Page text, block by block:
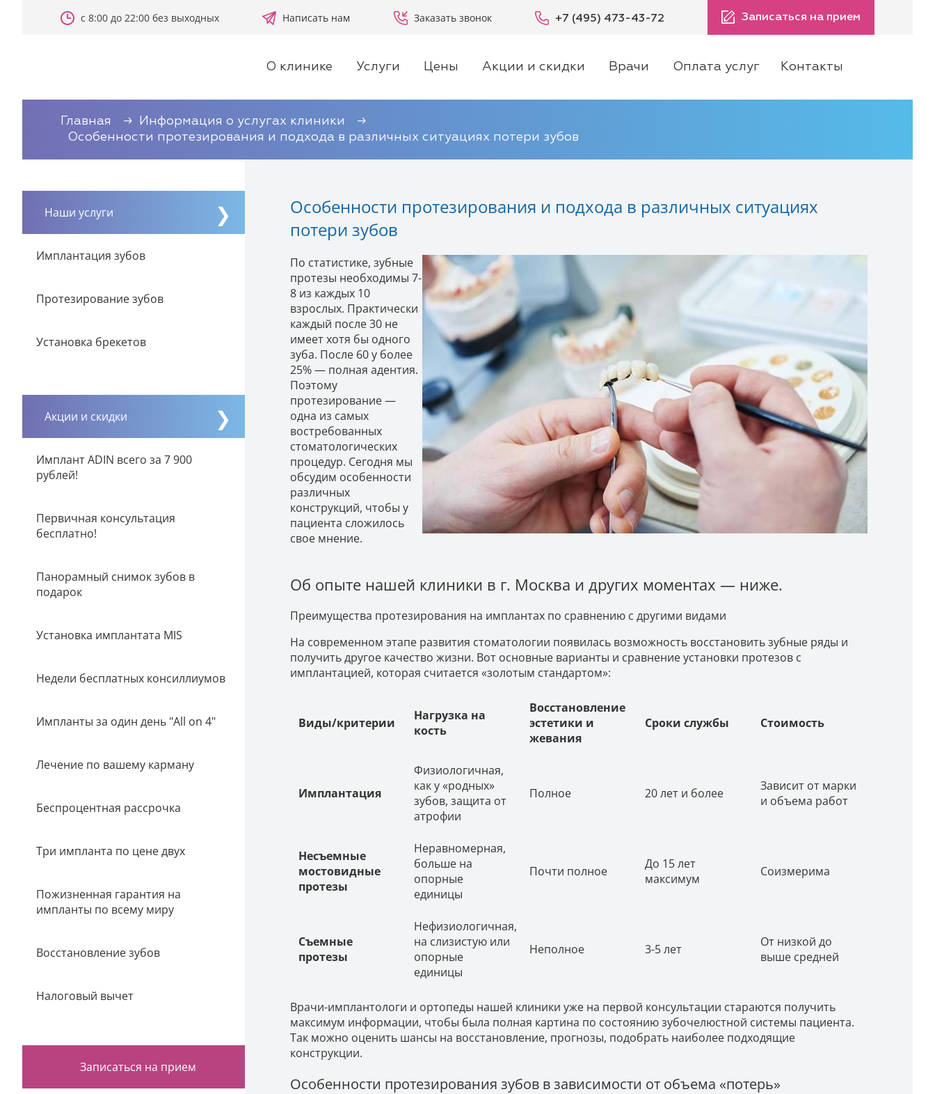
с 8:00 до 22:00 без выходных Написать нам Заказать звонок +7 (495) 473-43-72 Записаться на прием
О клинике Услуги Цены Акции и скидки Врачи Оплата услуг Контакты
Главная
Информация о услугах клиники
Особенности протезирования и подхода в различных ситуациях потери зубов
Наши услуги
Имплантация зубов
Протезирование зубов
Установка брекетов
Акции и скидки
Имплант ADIN всего за 7 900
рублей!
Первичная консультация
бесплатно!
Панорамный снимок зубов в
подарок
Установка имплантата MIS
Недели бесплатных консиллиумов
Импланты за один день "All on 4"
Лечение по вашему карману
Беспроцентная рассрочка
Три импланта по цене двух
Пожизненная гарантия на
импланты по всему миру
Восстановление зубов
Налоговый вычет
Записаться на прием
Особенности протезирования и подхода в различных ситуациях
потери зубов
По статистике, зубные
протезы необходимы 7-
8 из каждых 10
взрослых. Практически
каждый после 30 не
имеет хотя бы одного
зуба. После 60 у более
25% — полная адентия.
Поэтому
протезирование —
одна из самых
востребованных
стоматологических
процедур. Сегодня мы
обсудим особенности
различных
конструкций, чтобы у
пациента сложилось
свое мнение.
Об опыте нашей клиники в г. Москва и других моментах — ниже.
Преимущества протезирования на имплантах по сравнению с другими видами
На современном этапе развития стоматологии появилась возможность восстановить зубные ряды и
получить другое качество жизни. Вот основные варианты и сравнение установки протезов с
имплантацией, которая считается «золотым стандартом»:
Виды/критерии
Нагрузка на
кость
Восстановление
эстетики и
жевания
Сроки службы Стоимость
Имплантация
Физиологичная,
как у «родных»
зубов, защита от
атрофии
Полное 20 лет и более
Зависит от марки
и объема работ
Несъемные
мостовидные
протезы
Неравномерная,
больше на
опорные
единицы
Почти полное
До 15 лет
максимум
Соизмерима
Съемные
протезы
Нефизиологичная,
на слизистую или
опорные
единицы
Неполное 3-5 лет
От низкой до
выше средней
Врачи-имплантологи и ортопеды нашей клиники уже на первой консультации стараются получить
максимум информации, чтобы была полная картина по состоянию зубочелюстной системы пациента.
Так можно оценить шансы на восстановление, прогнозы, подобрать наиболее подходящие
конструкции.
Особенности протезирования зубов в зависимости от объема «потерь»